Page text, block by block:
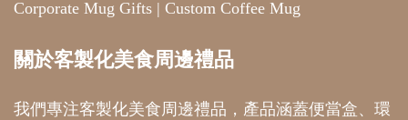
Corporate Mug Gifts | Custom Coffee Mug
關於客製化美食周邊禮品
我們專注客製化美食周邊禮品，產品涵蓋便當盒、環